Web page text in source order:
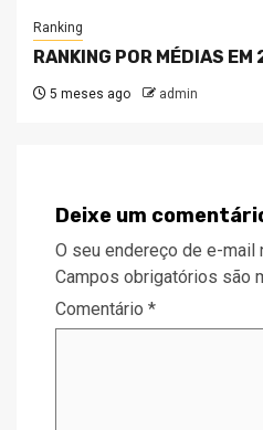
Ranking
RANKING POR MÉDIAS
5 meses ago admin
Deixe um
O seu endereço de e-mail
Campos obrigatórios são
Comentário *